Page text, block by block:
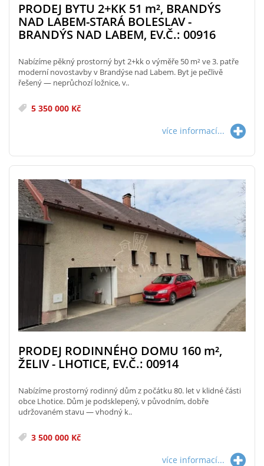
PRODEJ BYTU 2+KK 51 m², BRANDÝS
NAD LABEM-STARÁ BOLESLAV -
BRANDÝS NAD LABEM, EV.Č.: 00916
Nabízíme pěkný prostorný byt 2+kk o výměře 50 m² ve 3. patře
moderní novostavby v Brandýse nad Labem. Byt je pečlivě
řešený — neprůchozí ložnice, v..
5 350 000 Kč
více informací...
PRODEJ RODINNÉHO DOMU 160 m²,
ŽELIV - LHOTICE, EV.Č.: 00914
Nabízíme prostorný rodinný dům z počátku 80. let v klidné části
obce Lhotice. Dům je podsklepený, v původním, dobře
udržovaném stavu — vhodný k..
3 500 000 Kč
více informací...